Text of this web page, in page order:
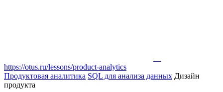
https://otus.ru/lessons/product-analytics
Продуктовая аналитика SQL для анализа данных Дизайн
продукта